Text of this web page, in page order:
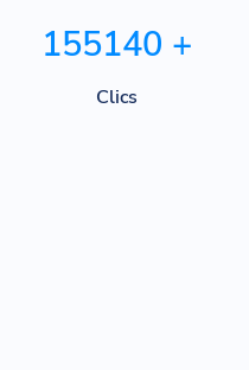
155140 +
Clics